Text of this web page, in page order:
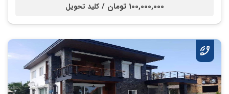
100,000,000 تومان / کلید تحویل